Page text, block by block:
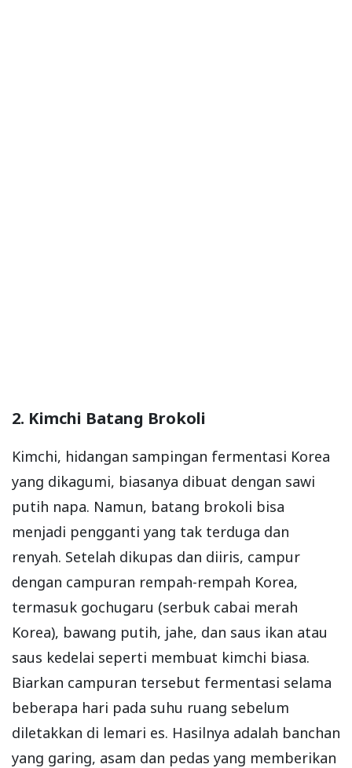
2. Kimchi Batang Brokoli
Kimchi, hidangan sampingan fermentasi Korea
yang dikagumi, biasanya dibuat dengan sawi
putih napa. Namun, batang brokoli bisa
menjadi pengganti yang tak terduga dan
renyah. Setelah dikupas dan diiris, campur
dengan campuran rempah-rempah Korea,
termasuk gochugaru (serbuk cabai merah
Korea), bawang putih, jahe, dan saus ikan atau
saus kedelai seperti membuat kimchi biasa.
Biarkan campuran tersebut fermentasi selama
beberapa hari pada suhu ruang sebelum
diletakkan di lemari es. Hasilnya adalah banchan
yang garing, asam dan pedas yang memberikan